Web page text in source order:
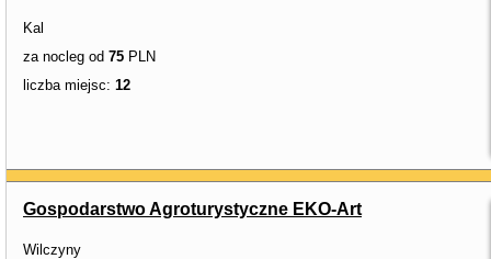
Kal
za nocleg od 75 PLN
liczba miejsc: 12
Gospodarstwo Agroturystyczne EKO-Art
Wilczyny